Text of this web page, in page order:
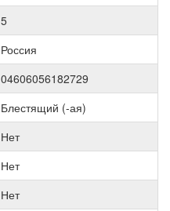
5
Россия
04606056182729
Блестящий (-ая)
Нет
Нет
Нет